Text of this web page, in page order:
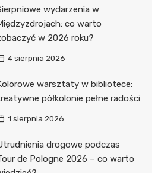
wydarzenia w
co warto
w 2026 roku?
4 sierpnia 2026
warsztaty w bibliotece:
półkolonie pełne radości
1 sierpnia 2026
drogowe podczas
de Pologne 2026 – co warto